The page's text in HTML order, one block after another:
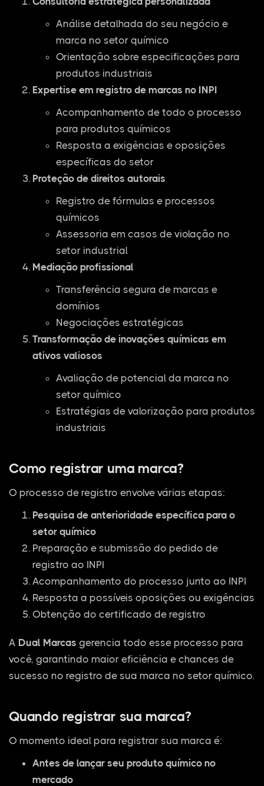
Análise detalhada do seu negócio e
marca no setor químico
Orientação sobre especificações para
produtos industriais
Expertise em registro de marcas no INPI
Acompanhamento de todo o processo
para produtos químicos
Resposta a exigências e oposições
específicas do setor
Proteção de direitos autorais
Registro de fórmulas e processos
químicos
Assessoria em casos de violação no
setor industrial
Mediação profissional
Transferência segura de marcas e
domínios
Negociações estratégicas
Transformação de inovações químicas em
ativos valiosos
Avaliação de potencial da marca no
setor químico
Estratégias de valorização para produtos
industriais
Como registrar uma marca?
O processo de registro envolve várias etapas:
Pesquisa de anterioridade específica para o
setor químico
Preparação e submissão do pedido de
registro ao INPI
Acompanhamento do processo junto ao INPI
Resposta a possíveis oposições ou exigências
Obtenção do certificado de registro
A Dual Marcas gerencia todo esse processo para
você, garantindo maior eficiência e chances de
sucesso no registro de sua marca no setor químico.
Quando registrar sua marca?
O momento ideal para registrar sua marca é:
Antes de lançar seu produto químico no
mercado